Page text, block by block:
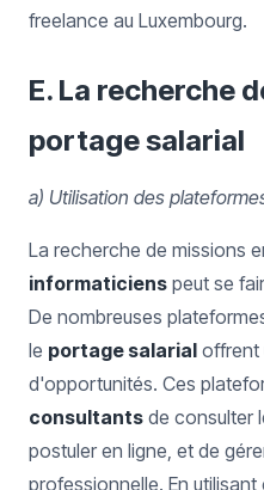
freelance au Luxembourg.
E. La recherche
portage salarial
a) Utilisation des
La recherche de missions
informaticiens peut se
De nombreuses
le portage salarial offrent
d'opportunités. Ces
consultants de consulter
postuler en ligne, et de
professionnelle. En